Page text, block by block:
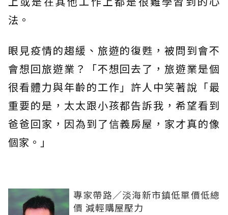
法。
眼見疫情的趨緩、旅遊的復甦，被問到會不
會想回旅遊業？「不想回去了，旅遊業是個
很看體力與年齡的工作」許人中笑著說「最
重要的是，太太跟小孩都告訴我，希望看到
爸爸回家，因為到了信義房屋，家才真的像
個家。」
專家帶路／淡海新市鎮低單價低總
價 減輕購屋壓力